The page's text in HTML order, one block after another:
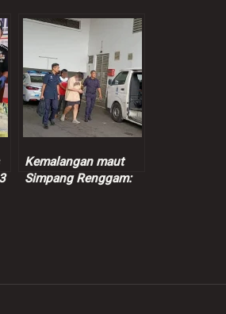
Kemalangan maut
Simpang Renggam: